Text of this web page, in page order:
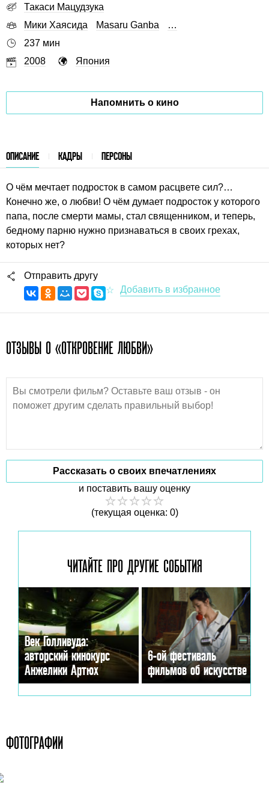
Такаси Мацудзука
Мики Хаясида
Masaru Ganba
…
237 мин
2008
Япония
Напомнить о кино
ОПИСАНИЕ КАДРЫ ПЕРСОНЫ
О чём мечтает подросток в самом расцвете сил?…
Конечно же, о любви! О чём думает подросток у которого
папа, после смерти мамы, стал священником, и теперь,
бедному парню нужно признаваться в своих грехах,
которых нет?
Отправить другу
ОТЗЫВЫ О «ОТКРОВЕНИЕ ЛЮБВИ»
Рассказать о своих впечатлениях
и поставить вашу оценку
(текущая оценка: 0)
ЧИТАЙТЕ ПРО ДРУГИЕ СОБЫТИЯ
Век Голливуда:
авторский кинокурс
Анжелики Артюх
6-ой фестиваль
фильмов об искусстве
ФОТОГРАФИИ